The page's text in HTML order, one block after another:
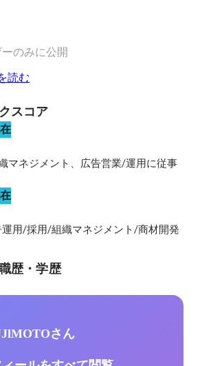
のみに公開
読む
スコア
マネジメント、広告営業/運用に従事
用/採用/組織マネジメント/商材開発
歴・学歴
さん